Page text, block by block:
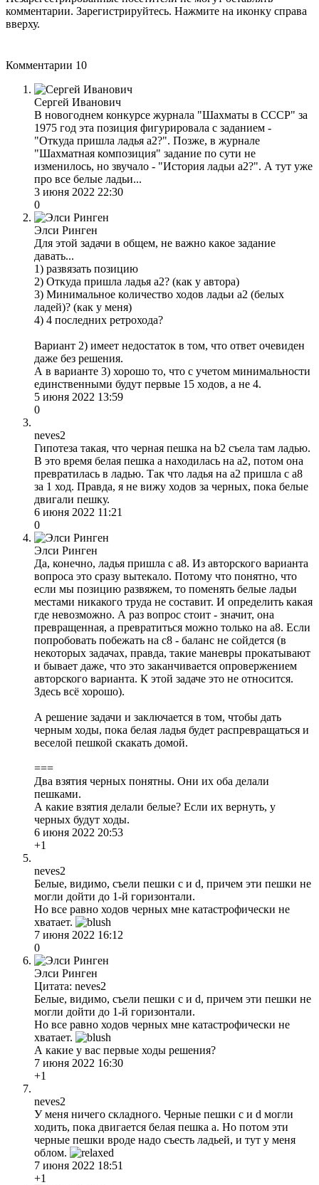
комментарии. Зарегистрируйтесь. Нажмите на иконку справа
вверху.
Комментарии 10
Сергей Иванович
В новогоднем конкурсе журнала "Шахматы в СССР" за
1975 год эта позиция фигурировала с заданием -
"Откуда пришла ладья а2?". Позже, в журнале
"Шахматная композиция" задание по сути не
изменилось, но звучало - "История ладьи а2?". А тут уже
про все белые ладьи...
3 июня 2022 22:30
0
Элси Ринген
Для этой задачи в общем, не важно какое задание
давать...
1) развязать позицию
2) Откуда пришла ладья а2? (как у автора)
3) Минимальное количество ходов ладьи а2 (белых
ладей)? (как у меня)
4) 4 последних ретрохода?
Вариант 2) имеет недостаток в том, что ответ очевиден
даже без решения.
А в варианте 3) хорошо то, что с учетом минимальности
единственными будут первые 15 ходов, а не 4.
5 июня 2022 13:59
0
neves2
Гипотеза такая, что черная пешка на b2 съела там ладью.
В это время белая пешка a находилась на a2, потом она
превратилась в ладью. Так что ладья на a2 пришла с a8
за 1 ход. Правда, я не вижу ходов за черных, пока белые
двигали пешку.
6 июня 2022 11:21
0
Элси Ринген
Да, конечно, ладья пришла с а8. Из авторского варианта
вопроса это сразу вытекало. Потому что понятно, что
если мы позицию развяжем, то поменять белые ладьи
местами никакого труда не составит. И определить какая
где невозможно. А раз вопрос стоит - значит, она
превращенная, а превратиться можно только на а8. Если
попробовать побежать на с8 - баланс не сойдется (в
некоторых задачах, правда, такие маневры прокатывают
и бывает даже, что это заканчивается опровержением
авторского варианта. К этой задаче это не относится.
Здесь всё хорошо).
А решение задачи и заключается в том, чтобы дать
черным ходы, пока белая ладья будет распревращаться и
веселой пешкой скакать домой.
===
Два взятия черных понятны. Они их оба делали
пешками.
А какие взятия делали белые? Если их вернуть, у
черных будут ходы.
6 июня 2022 20:53
+1
neves2
Белые, видимо, съели пешки c и d, причем эти пешки не
могли дойти до 1-й горизонтали.
Но все равно ходов черных мне катастрофически не
хватает.
7 июня 2022 16:12
0
Элси Ринген
Цитата: neves2
Белые, видимо, съели пешки c и d, причем эти пешки не
могли дойти до 1-й горизонтали.
Но все равно ходов черных мне катастрофически не
хватает.
А какие у вас первые ходы решения?
7 июня 2022 16:30
+1
neves2
У меня ничего складного. Черные пешки c и d могли
ходить, пока двигается белая пешка a. Но потом эти
черные пешки вроде надо съесть ладьей, и тут у меня
облом.
7 июня 2022 18:51
+1